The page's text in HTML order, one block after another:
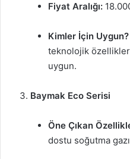
Fiyat Aralığı:
Kimler İçin Uygun?
teknolojik
uygun.
Baymak Eco Serisi
Öne Çıkan
dostu soğutma